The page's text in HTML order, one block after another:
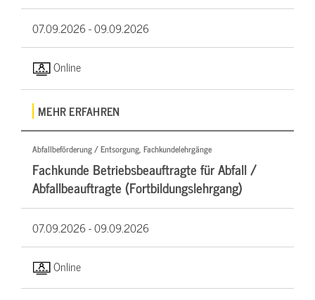
07.09.2026 -09.09.2026
Online
MEHR ERFAHREN
Abfallbeförderung / Entsorgung, Fachkundelehrgänge
Fachkunde Betriebsbeauftragte für Abfall /
Abfallbeauftragte (Fortbildungslehrgang)
07.09.2026 -09.09.2026
Online